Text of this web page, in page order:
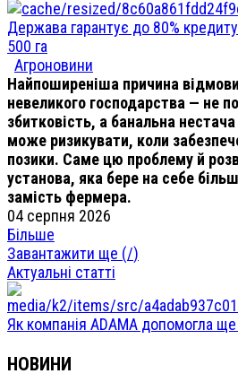
Держава гарантує до 80%
500 га
Агроновини
Найпоширеніша причина
невеликого господарства — не
збитковість, а банальна
може ризикувати, коли
позики. Саме цю проблему й
установа, яка бере на себе
замість фермера.
04 серпня 2026
Більше
Завантажити ще (/)
Актуальні статті
Як компанія ADAMA допомогла
НОВИНИ